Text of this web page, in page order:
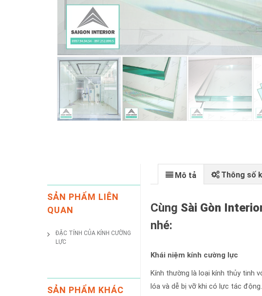
SẢN PHẨM LIÊN
QUAN
ĐẶC TÍNH CỦA KÍNH CƯỜNG
LỰC
SẢN PHẨM KHÁC
Mô tả Thông số
Cùng Sài Gòn
nhé:
Khái niệm kính cường lực
Kính thường là loại kính thủy tinh
lóa và dễ bị vỡ khi có lực tác